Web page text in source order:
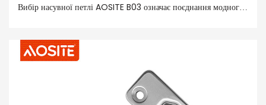
Вибір насувної петлі AOSITE B03 означає поєднання модного
надійної якості, відкриття нової сторінки в домашньому житті
та перетворення кожного «дотику» до меблів у приємний